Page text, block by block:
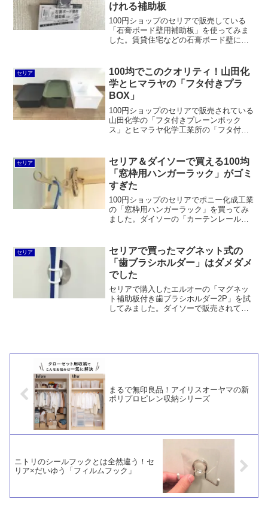
けれる補助板
100円ショップのセリアで販売している
「石膏ボード壁用補助板」を使ってみま
した。賃貸住宅などの石膏ボード壁にホ
ル板です。
セリア
100均でこのクオリティ！山田化
学とヒマラヤの「フタ付きプラ
BOX」
100円ショップのセリアで販売されている
山田化学の「フタ付きプレーンボック
ス」とヒマラヤ化学工業所の「フタ付き
に収めやすいサイズであることが人気の
秘密です。
セリア
セリア＆ダイソーで買える100均
「窓枠用ハンガーラック」がゴミ
すぎた
100円ショップのセリアでポニー化成工業
の「窓枠用ハンガーラック」を買ってみ
ました。ダイソーの「カーテンレール用
うゴミ商品でした。
セリア
セリアで買ったマグネット式の
「歯ブラシホルダー」はダメダメ
でした
セリアで購入したエルオーの「マグネッ
ト補助板付き歯ブラシホルダー2P」を試
してみました。ダイソーで販売されてい
まるで無印良品！アイリスオーヤマの新
ポリプロピレン収納シリーズ
ニトリのシールフックとは全然違う！セ
リア×だいゆう「フィルムフック」